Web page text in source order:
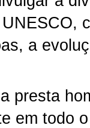
a
presta
em todo